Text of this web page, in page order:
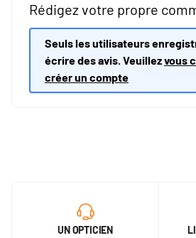
Rédigez votre propre
Seuls les utilisateurs
écrire des avis. Veuillezvous
créer un compte
UN OPTICIEN